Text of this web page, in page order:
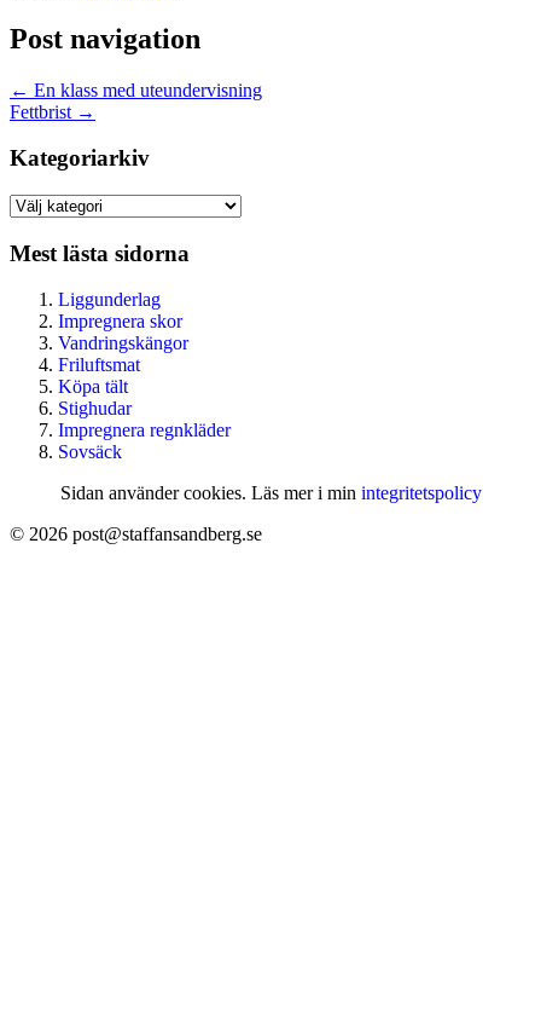
Post navigation
← En klass med uteundervisning
Fettbrist →
Kategoriarkiv
Kategoriarkiv
Mest lästa sidorna
Liggunderlag
Impregnera skor
Vandringskängor
Friluftsmat
Köpa tält
Stighudar
Impregnera regnkläder
Sovsäck
Sidan använder cookies. Läs mer i min integritetspolicy
© 2026 post@staffansandberg.se